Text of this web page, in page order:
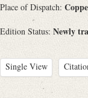
Place of Dispatch:
Edition Status: Newly
Single View